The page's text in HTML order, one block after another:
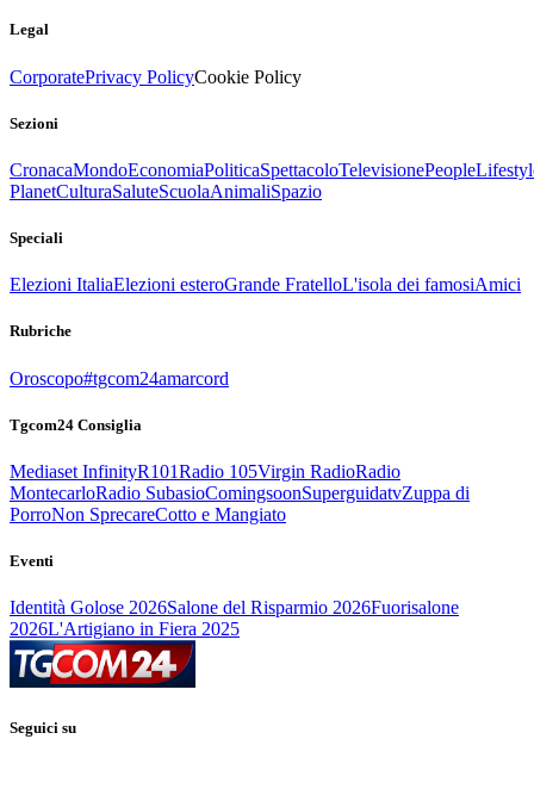
Legal
CorporatePrivacy PolicyCookie Policy
Sezioni
CronacaMondoEconomiaPoliticaSpettacoloTelevisionePeople
PlanetCulturaSaluteScuolaAnimaliSpazio
Speciali
Elezioni ItaliaElezioni esteroGrande FratelloL'isola dei famosiAmici
Rubriche
Oroscopo#tgcom24amarcord
Tgcom24 Consiglia
Mediaset InfinityR101Radio 105Virgin RadioRadio
MontecarloRadio SubasioComingsoonSuperguidatvZuppa di
PorroNon SprecareCotto e Mangiato
Eventi
Identità Golose 2026Salone del Risparmio 2026Fuorisalone
2026L'Artigiano in Fiera 2025
Seguici su